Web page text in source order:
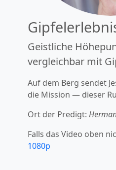
Geistliche
vergleichbar mit
Auf dem Berg sendet
die Mission — dieser
Ort der Predigt:
Falls das Video oben
1080p